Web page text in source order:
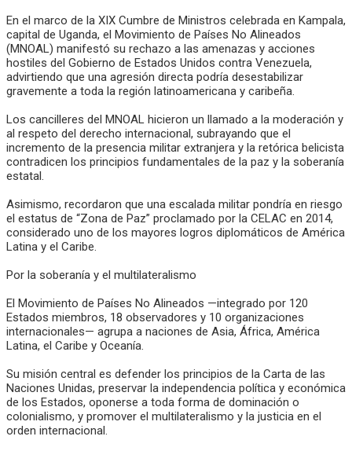
En el marco de la XIX Cumbre de Ministros celebrada en Kampala,
capital de Uganda, el Movimiento de Países No Alineados
(MNOAL) manifestó su rechazo a las amenazas y acciones
hostiles del Gobierno de Estados Unidos contra Venezuela,
advirtiendo que una agresión directa podría desestabilizar
gravemente a toda la región latinoamericana y caribeña.
Los cancilleres del MNOAL hicieron un llamado a la moderación y
al respeto del derecho internacional, subrayando que el
incremento de la presencia militar extranjera y la retórica belicista
contradicen los principios fundamentales de la paz y la soberanía
estatal.
Asimismo, recordaron que una escalada militar pondría en riesgo
el estatus de “Zona de Paz” proclamado por la CELAC en 2014,
considerado uno de los mayores logros diplomáticos de América
Latina y el Caribe.
Por la soberanía y el multilateralismo
El Movimiento de Países No Alineados —integrado por 120
Estados miembros, 18 observadores y 10 organizaciones
internacionales— agrupa a naciones de Asia, África, América
Latina, el Caribe y Oceanía.
Su misión central es defender los principios de la Carta de las
Naciones Unidas, preservar la independencia política y económica
de los Estados, oponerse a toda forma de dominación o
colonialismo, y promover el multilateralismo y la justicia en el
orden internacional.